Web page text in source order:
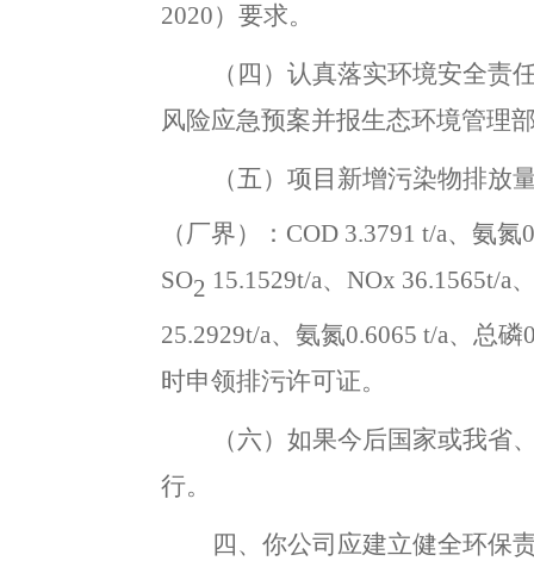
2020）要求。
（四） 认真落实环境安全责
风险应急预案并报生态环境管理
（五） 项目新增污染物排放
（厂界）： COD 3.3791 t/a、 氨氮
SO2 15.1529t/a、 NOx 36.1565t/a
25.2929t/a、 氨氮0.6065 t/a、总磷
时申领排污许可证。
（六）如果今后国家或我省
行。
四、你公司应建立健全环保